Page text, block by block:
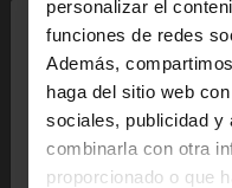
personalizar el
funciones de redes
Además,
haga del sitio web
sociales, publicidad y
combinarla con otra
proporcionado o que
hola
Estás accediendo a
la web de United